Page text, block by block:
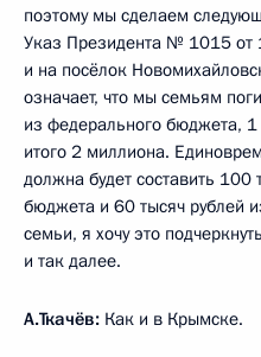
поэтому мы сделаем
Указ Президента № 1015 от
и на посёлок
означает, что мы семьям
из федерального бюджета,
итого 2 миллиона.
должна будет составить 100
бюджета и 60 тысяч рублей
семьи, я хочу это
и так далее.
А.Ткачёв: Как и в Крымске.